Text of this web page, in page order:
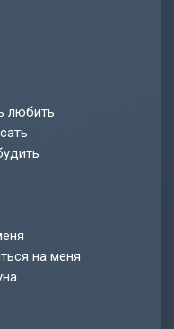
любить
на меня